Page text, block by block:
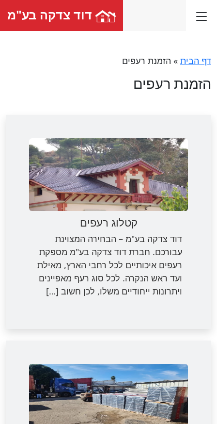
דוד צדקה בע"מ
דף הבית » הזמנת רעפים
הזמנת רעפים
קטלוג רעפים
דוד צדקה בע"מ – הבחירה המצוינת
עבורכם. חברת דוד צדקה בע"מ מספקת
רעפים איכותיים לכל רחבי הארץ, מאילת
ועד ראש הנקרה. לכל סוג רעף מאפיינים
ויתרונות ייחודיים משלו, לכן חשוב […]